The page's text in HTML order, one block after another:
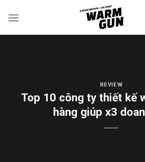
REVIEW
Top 10 công ty thiết kế
hàng giúp x3